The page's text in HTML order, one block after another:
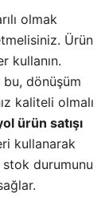
olmak
Ürün
kullanın.
dönüşüm
kaliteli olmalı
ürün satışı
kullanarak
stok durumunu